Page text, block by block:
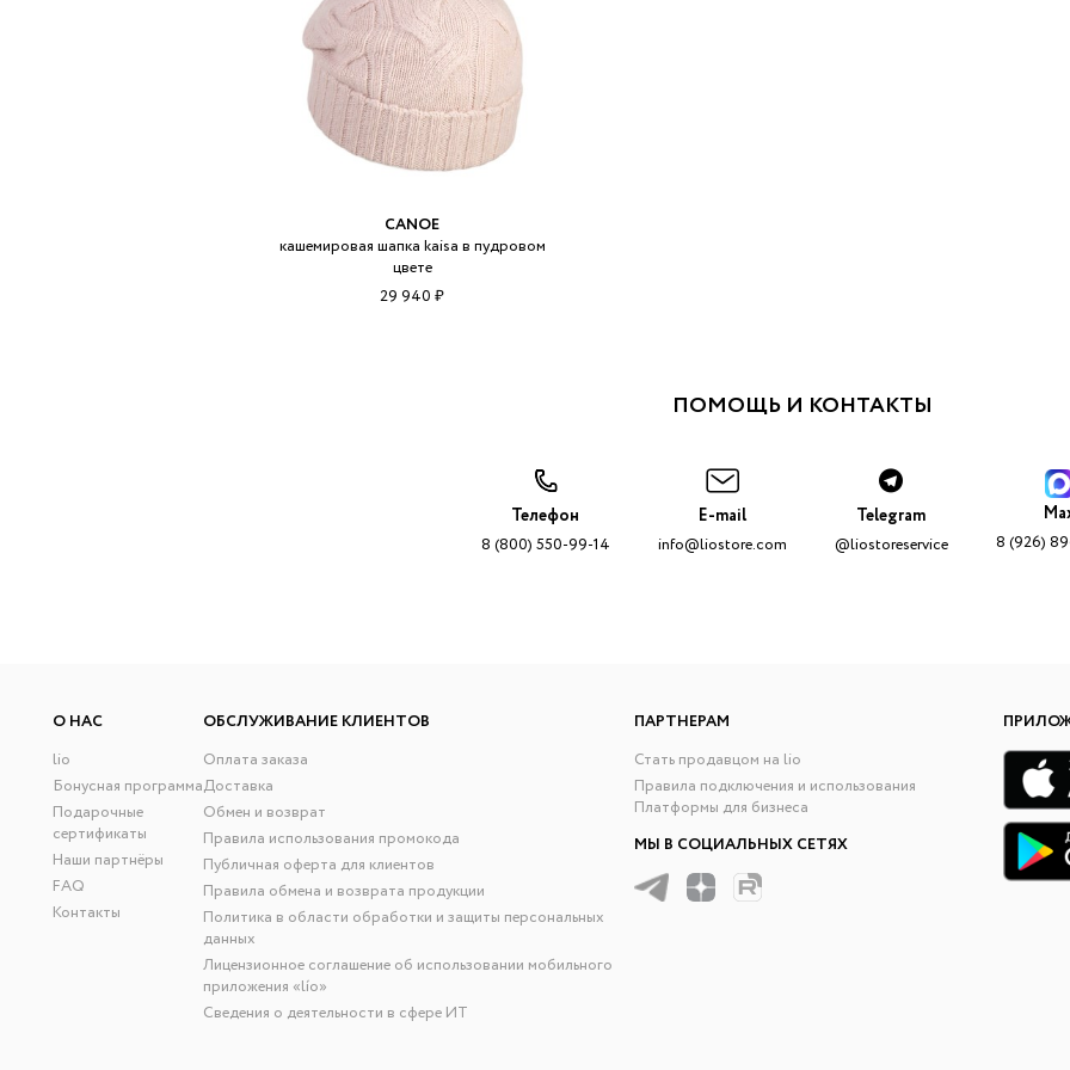
CANOE
кашемировая шапка kaisa в пудровом
цвете
29 940 ₽
ПОМОЩЬ И КОНТАКТЫ
Телефон
8 (800) 550-99-14
E-mail
info@liostore.com
Telegram
@liostoreservice 8 (926)
О НАС
lio
Бонусная программа
Подарочные
сертификаты
Наши партнёры
FAQ
Контакты
ОБСЛУЖИВАНИЕ КЛИЕНТОВ
Оплата заказа
Доставка
Обмен и возврат
Правила использования промокода
Публичная оферта для клиентов
Правила обмена и возврата продукции
Политика в области обработки и защиты персональных
данных
Лицензионное соглашение об использовании мобильного
приложения «lío»
Сведения о деятельности в сфере ИТ
ПАРТНЕРАМ
Стать продавцом на lio
Правила подключения и использования
Платформы для бизнеса
МЫ В СОЦИАЛЬНЫХ СЕТЯХ